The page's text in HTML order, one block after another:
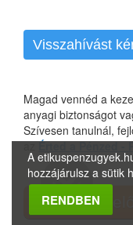
Visszahívást
Magad vennéd a
anyagi biztonságot
Szívesen tanulnál,
azÉrted a Pénzed -
Akadémia
A
hozzájárulsz a sütik
RENDBEN